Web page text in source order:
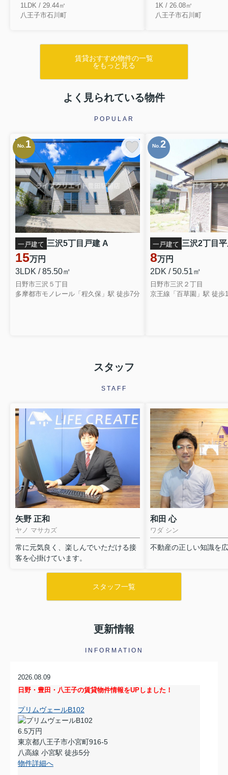
1LDK / 29.44㎡
八王子市石川町
1K / 26.08㎡
八王子市石川町
賃貸おすすめ物件の一覧
をもっと見る
よく見られている物件
POPULAR
No. 1
一戸建て 三沢5丁目戸建 A
15万円
3LDK / 85.50㎡
日野市三沢５丁目
多摩都市モノレール「程久保」駅 徒歩7分
No. 2
一戸建て 三沢2丁目
8万円
2DK / 50.51㎡
日野市三沢２丁目
京王線「百草園」駅 徒歩
スタッフ
STAFF
矢野 正和
ヤノ マサカズ
常に元気良く、楽しんでいただける接
客を心掛けています。
和田 心
ワダ シン
不動産の正しい知識を
スタッフ一覧
更新情報
INFORMATION
2026.08.09
日野・豊田・八王子の賃貸物件情報をUPしました！
プリムヴェールB102
6.5万円
東京都八王子市小宮町916-5
八高線 小宮駅 徒歩5分
物件詳細へ